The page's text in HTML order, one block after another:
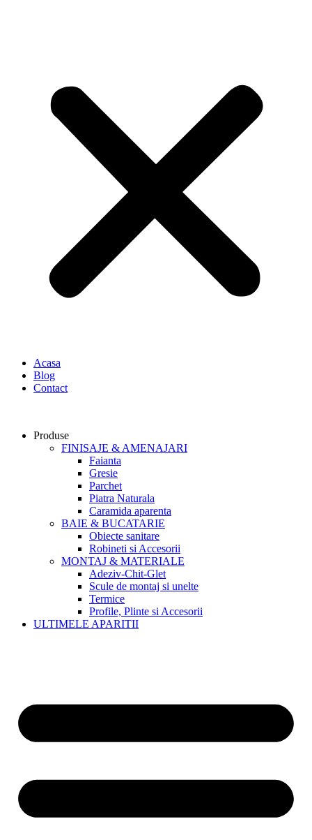
Acasa
Blog
Contact
Produse
FINISAJE & AMENAJARI
Faianta
Gresie
Parchet
Piatra Naturala
Caramida aparenta
BAIE & BUCATARIE
Obiecte sanitare
Robineti si Accesorii
MONTAJ & MATERIALE
Adeziv-Chit-Glet
Scule de montaj si unelte
Termice
Profile, Plinte si Accesorii
ULTIMELE APARITII